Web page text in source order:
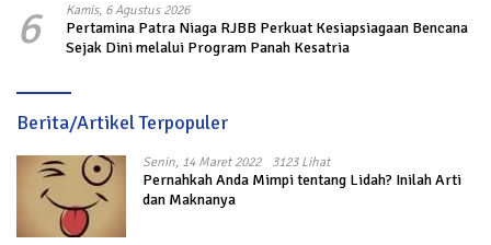
6 Kamis, 6 Agustus 2026
Pertamina Patra Niaga RJBB Perkuat Kesiapsiagaan Bencana
Sejak Dini melalui Program Panah Kesatria
Berita/Artikel Terpopuler
Senin, 14 Maret 2022 3123 Lihat
Pernahkah Anda Mimpi tentang Lidah? Inilah Arti
dan Maknanya